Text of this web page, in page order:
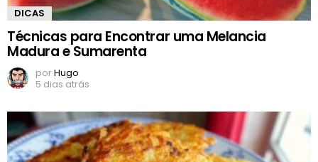
DICAS
Técnicas para Encontrar uma Melancia
Madura e Sumarenta
porHugo
5 dias atrás